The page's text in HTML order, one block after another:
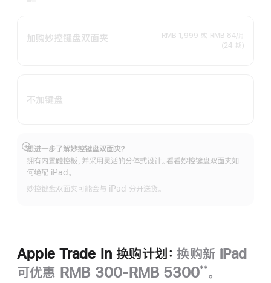
加购妙控键盘双面夹 RMB 1,999 或
RMB 84/月
(24 期)
不加键盘
想进一步了解妙控键盘双面夹？
拥有内置触控板，并采用灵活的分体式设计。看看妙控键盘双面夹如
何绝配 iPad。
妙控键盘双面夹可能会与 iPad 分开送货。
展
开
Apple Trade In 换购计划： 换购新 iPad
可优惠 RMB 300-RMB 5300**。